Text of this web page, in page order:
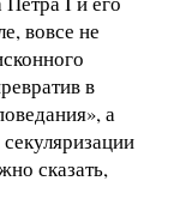
вовсе не
в
а
сказать,